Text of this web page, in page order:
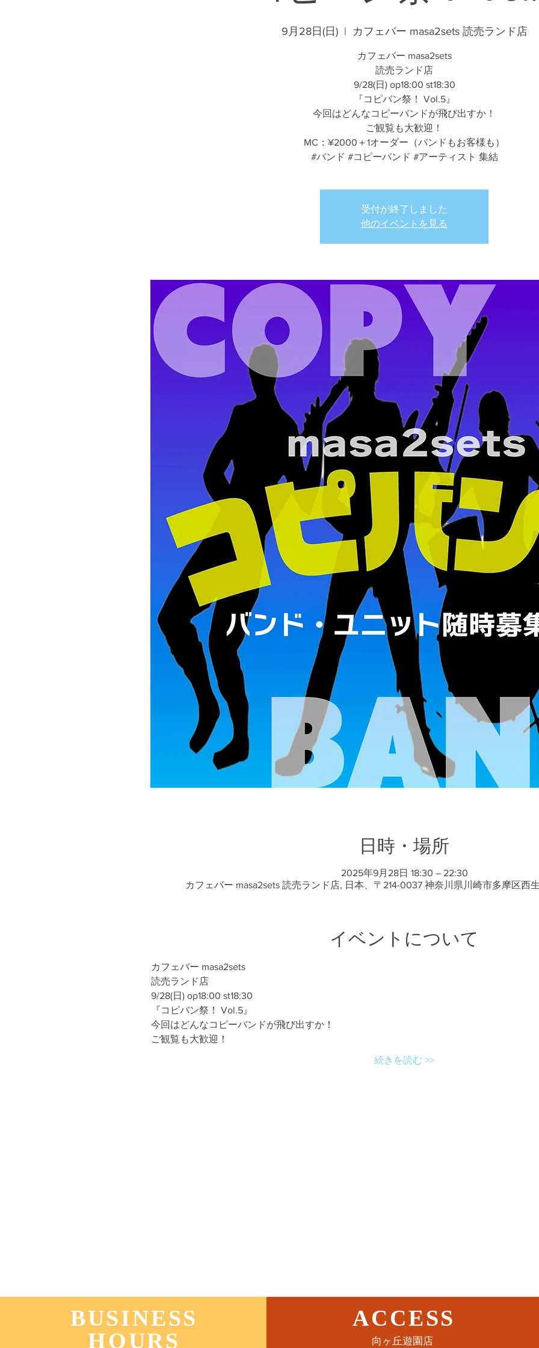
9月28日(日)
  |
カフェバー masa2sets 読売ランド店
カフェバー masa2sets
読売ランド店
9/28(日) op18:00 st18:30
『コピバン祭！ Vol.5』
今回はどんなコピーバンドが飛び出すか！
ご観覧も大歓迎！
MC：¥2000＋1オーダー（バンドもお客様も）
#バンド #コピーバンド #アーティスト 集結
受付が終了しました
他のイベントを見る
日時・場所
2025年9月28日 18:30 – 22:30
カフェバー masa2sets 読売ランド店, 日本、〒214-0037 神奈川県川崎市多摩区西
イベントについて
カフェバー masa2sets
読売ランド店
9/28(日) op18:00 st18:30
『コピバン祭！ Vol.5』
今回はどんなコピーバンドが飛び出すか！
ご観覧も大歓迎！
続きを読む >>
このイベントをシェア
BUSINESS
HOURS
ACCESS
​向ヶ丘遊園店